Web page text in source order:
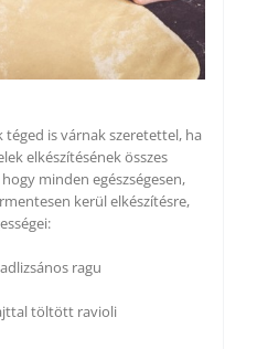
is várnak szeretettel, ha
elkészítésének összes
minden egészségesen,
kerül elkészítésre,
ragu
töltött ravioli